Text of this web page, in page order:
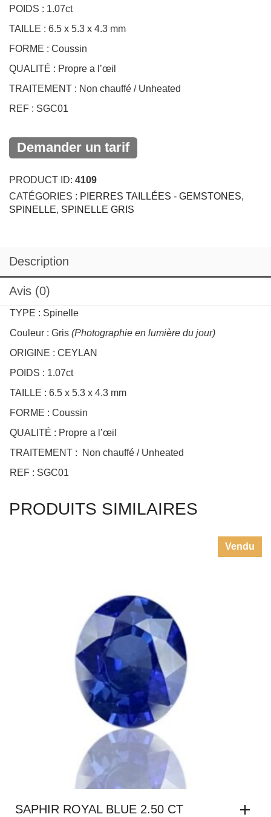
TAILLE : 6.5 x 5.3 x 4.3 mm
FORME : Coussin
QUALITÉ : Propre a l’œil
TRAITEMENT : Non chauffé / Unheated
REF : SGC01
CATÉGORIES :PIERRES TAILLÉES - GEMSTONES
SPINELLE,SPINELLE GRIS
Avis (0)
TYPE : Spinelle
Couleur : Gris (Photographie en lumière du jour)
ORIGINE : CEYLAN
POIDS : 1.07ct
TAILLE : 6.5 x 5.3 x 4.3 mm
FORME : Coussin
QUALITÉ : Propre a l’œil
TRAITEMENT : Non chauffé / Unheated
REF : SGC01
SAPHIR ROYAL BLUE 2.50 CT
PIERRES TAILLÉES - GEMSTONES,SAPHIRS SAPHIR BLEU